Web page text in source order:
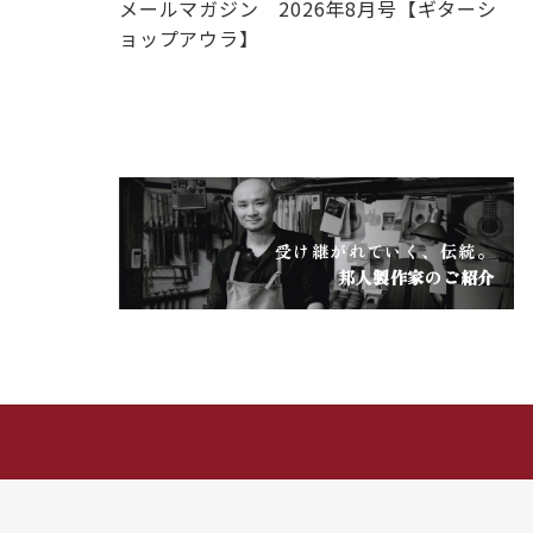
メールマガジン 2026年8月号【ギターシ
ョップアウラ】
受け継がれていく、伝統。
邦人製作家のご紹介